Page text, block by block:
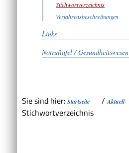
Stichwortverzeichnis
Verfahrensbeschreibungen
Links
Notruftafel / Gesundheitswesen
Sie sind hier: Startseite /Aktuell
Stichwortverzeichnis